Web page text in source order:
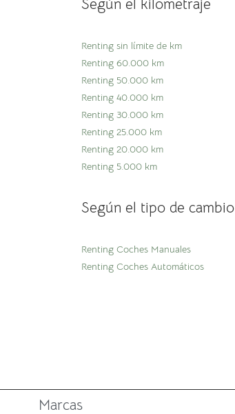
Según el kilometraje
Renting sin límite de km
Renting 60.000 km
Renting 50.000 km
Renting 40.000 km
Renting 30.000 km
Renting 25.000 km
Renting 20.000 km
Renting 5.000 km
Según el tipo de cambio
Renting Coches Manuales
Renting Coches Automáticos
Marcas